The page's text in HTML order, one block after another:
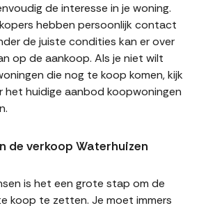
de interesse in je woning.
hebben persoonlijk contact
de juiste condities kan er over
op de aankoop. Als je niet wilt
die nog te koop komen, kijk
het huidige aanbod koopwoningen
de verkoop Waterhuizen
is het een grote stap om de
koop te zetten. Je moet immers